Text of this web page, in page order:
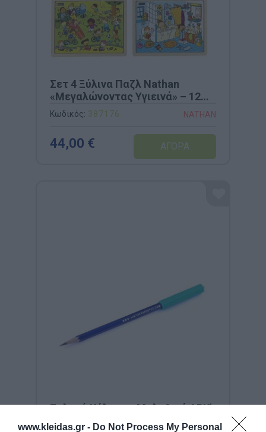
www.kleidas.gr - Do Not Process My Personal
Σετ 4 Ξύλινα Παζλ Nathan
«Μεγαλώνοντας Υγιεινά» – 12
Τεμαχίων (Κωδ. 387176)
Κωδικός: 387176 NATHAN
44,00 €
Σκληρό Κάλυμμα Μολυβιού ARK's
Krypto-Bite™ – Τυρκουάζ (Pencil